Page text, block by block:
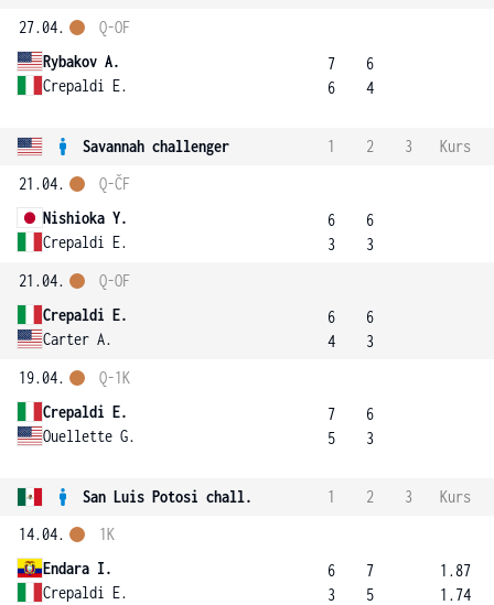
27.04.
Rybakov A.
Crepaldi E.
Q-OF
7
6
6
4
Savannah challenger 1 2 3
Kurs
21.04.
Nishioka Y.
Crepaldi E.
Q-ČF
6
3
6
3
21.04.
Crepaldi E.
Carter A.
Q-OF
6
4
6
3
19.04.
Crepaldi E.
Ouellette G.
Q-1K
7
5
6
3
San Luis Potosi chall. 1 2 3
Kurs
14.04.
Endara I.
Crepaldi E.
1K
6
3
7
5
1.87
1.74